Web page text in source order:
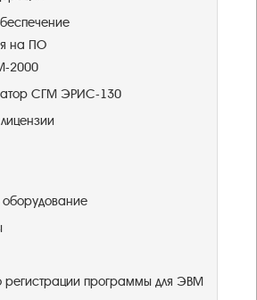
на ПО
2000
СГМ ЭРИС-130
оборудование
регистрации программы для ЭВМ